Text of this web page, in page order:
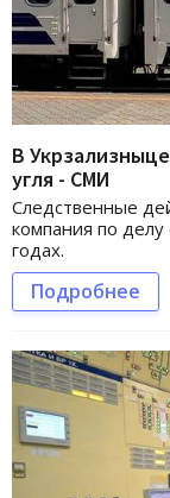
В
угля - СМИ
Следственные
компания по делу
годах.
Подробнее